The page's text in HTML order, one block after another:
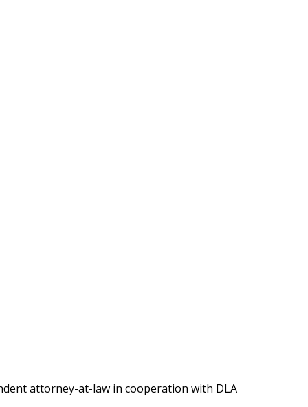
attorney-at-law in cooperation with DLA